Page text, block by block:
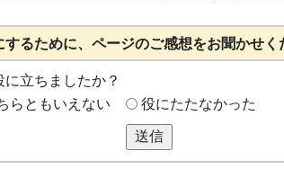
るために、ページのご感想をお聞かせく
立ちましたか？
らともいえない 役にたたなかった
送信